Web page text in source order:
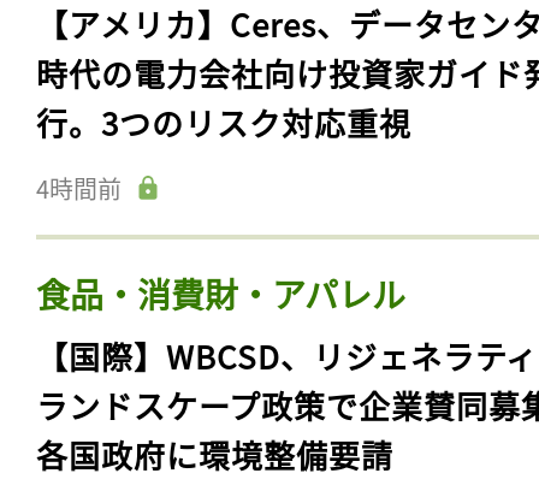
【アメリカ】Ceres、データセン
時代の電力会社向け投資家ガイド
行。3つのリスク対応重視
4時間前
食品・消費財・アパレル
【国際】WBCSD、リジェネラテ
ランドスケープ政策で企業賛同募
各国政府に環境整備要請